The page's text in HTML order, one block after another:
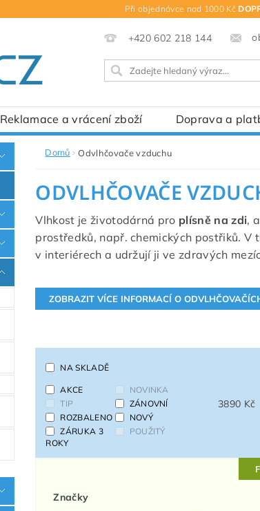
Při objednávce nad 1000 Kč
+420 602 218 144
Reklamace a vrácení zboží Doprava a
Domů Odvlhčovače vzduchu
ODVLHČOVAČE
Vlhkost je životodárná pro plísně na zdi,
prostředků, např. chemických postřiků.
v interiérech a udržují ji ve zdravých
NA SKLADĚ
AKCE
NOVINKA
TIP
ZÁNOVNÍ
ROZBALENO
NOVÝ
ZÁRUKA 3
ROKY
POUŽITÝ
3890 Kč
Značky